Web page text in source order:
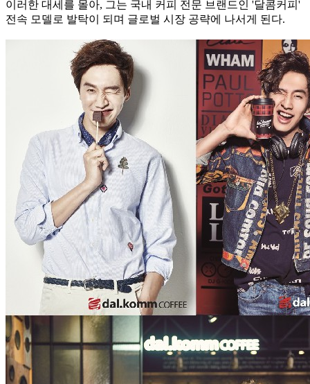
이러한 대세를 몰아, 그는 국내 커피 전문 브랜드인 '달콤커피'
전속 모델로 발탁이 되며 글로벌 시장 공략에 나서게 된다.